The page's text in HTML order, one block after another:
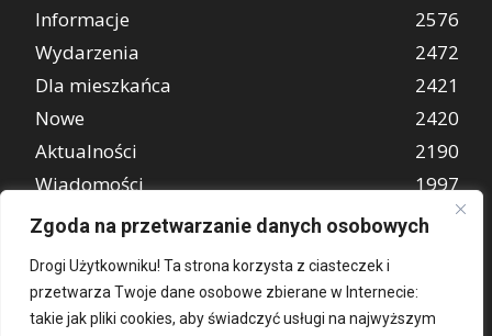
Zgoda na przetwarzanie danych osobowych
Drogi Użytkowniku! Ta strona korzysta z ciasteczek i
przetwarza Twoje dane osobowe zbierane w Internecie:
takie jak pliki cookies, aby świadczyć usługi na najwyższym
Informacje
2576
Wydarzenia
2472
Dla mieszkańca
2421
Nowe
2420
Aktualności
2190
Wiadomości
1997
REKLAMA
849